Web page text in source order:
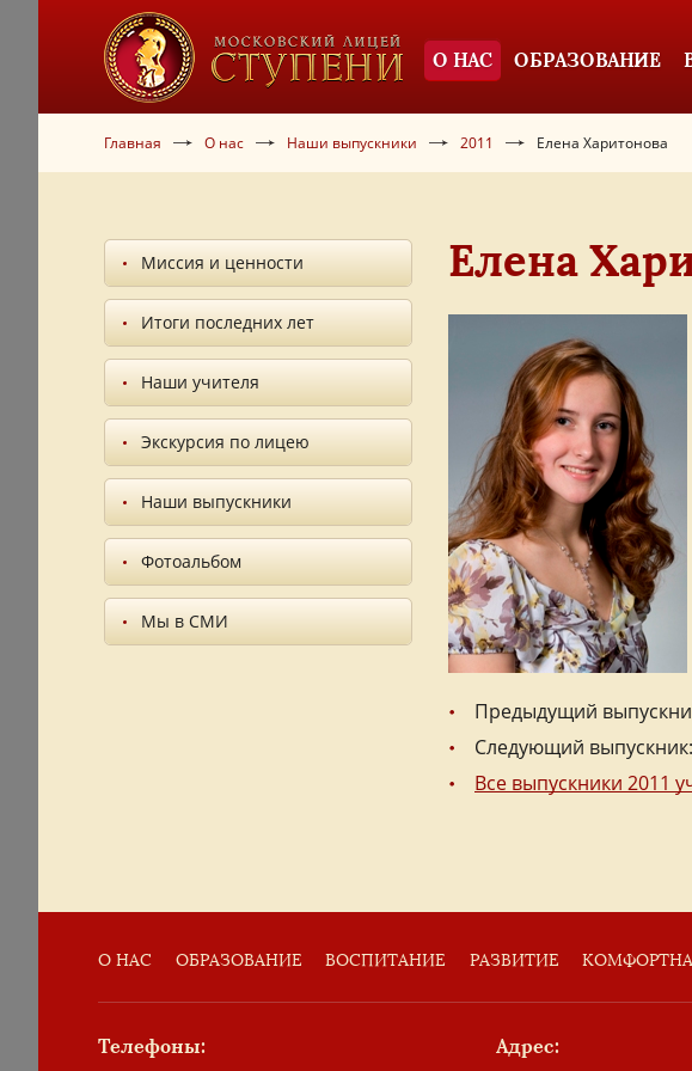
О НАС ОБРАЗОВАНИЕ
Главная О нас Наши выпускники 2011 Елена Харитонова
Миссия и ценности
Итоги последних лет
Наши учителя
Экскурсия по лицею
Наши выпускники
Фотоальбом
Мы в СМИ
Елена
Предыдущий
Следующий выпускник:
Все выпускники 2011
О НАС ОБРАЗОВАНИЕ ВОСПИТАНИЕ РАЗВИТИЕ
Телефоны: Адрес: